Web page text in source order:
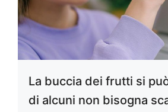
La buccia dei frutti si
di alcuni non bisogna